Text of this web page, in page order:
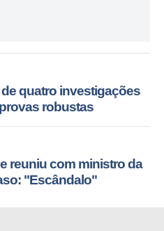
quatro investigações
robustas
reuniu com ministro da
"Escândalo"